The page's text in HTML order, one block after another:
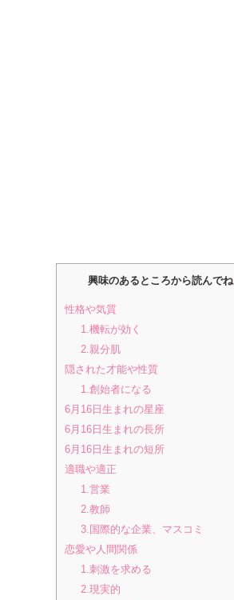
興味のあるところから読んでね
性格や気質
1.機転が効く
2.親分肌
隠された才能や性質
1.創始者になる
6月16日生まれの星座
6月16日生まれの長所
6月16日生まれの短所
適職や適正
1.営業
2.教師
3.国際的な企業、マスコミ
恋愛や人間関係
1.刺激を求める
2.現実的